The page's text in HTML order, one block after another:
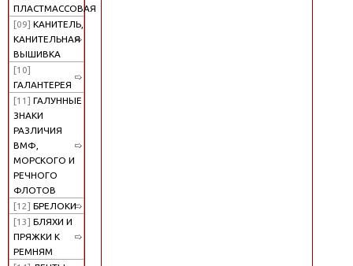
ПЛАСТМАССОВАЯ
[09] КАНИТЕЛЬ,
КАНИТЕЛЬНАЯ
ВЫШИВКА
[10]
ГАЛАНТЕРЕЯ
[11] ГАЛУННЫЕ
ЗНАКИ
РАЗЛИЧИЯ
ВМФ,
МОРСКОГО И
РЕЧНОГО
ФЛОТОВ
[12] БРЕЛОКИ
[13] БЛЯХИ И
ПРЯЖКИ К
РЕМНЯМ